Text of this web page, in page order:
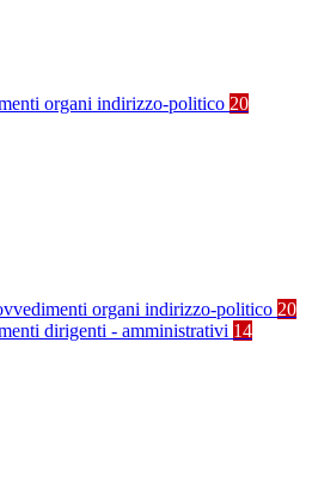
organi indirizzo-politico 20
organi indirizzo-politico 20
dirigenti - amministrativi 14